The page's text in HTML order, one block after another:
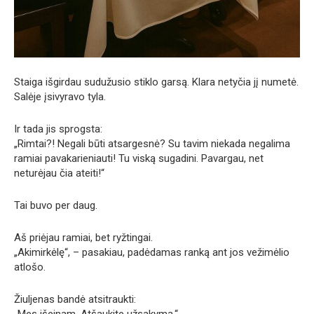
Staiga išgirdau sudužusio stiklo garsą. Klara netyčia jį numetė.
Salėje įsivyravo tyla.
Ir tada jis sprogsta:
„Rimtai?! Negali būti atsargesnė? Su tavim niekada negalima
ramiai pavakarieniauti! Tu viską sugadini. Pavargau, net
neturėjau čia ateiti!“
Tai buvo per daug.
Aš priėjau ramiai, bet ryžtingai.
„Akimirkėlę“, – pasakiau, padėdamas ranką ant jos vežimėlio
atlošo.
Žiuljenas bandė atsitraukti: